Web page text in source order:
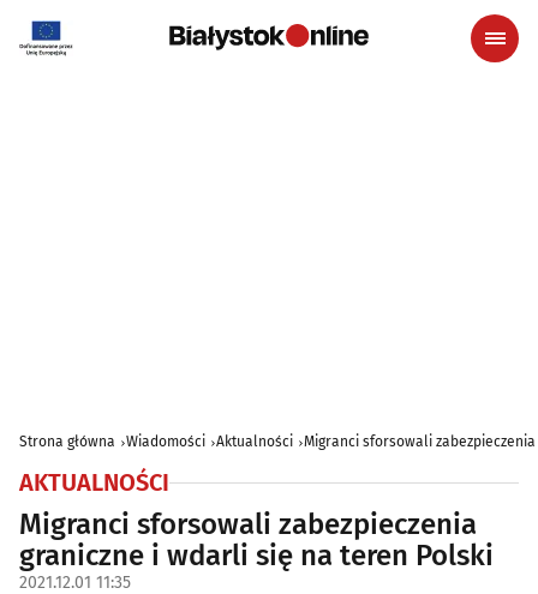
Strona główna Wiadomości Aktualności Migranci sforsowali
AKTUALNOŚCI
Migranci sforsowali zabezpieczenia
graniczne i wdarli się na teren Polski
2021.12.01 11:35